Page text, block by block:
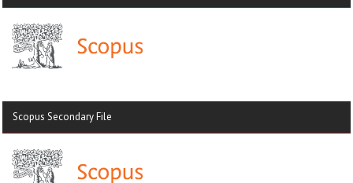
Scopus Secondary File